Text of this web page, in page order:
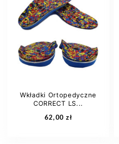
Wkładki Ortopedyczne
CORRECT LS...
62,00 zł